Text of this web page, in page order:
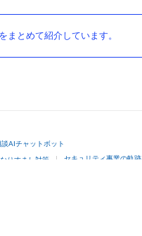
とめて紹介しています。
AIチャットボット
なりすまし対策 セキュリティ事業の軌跡